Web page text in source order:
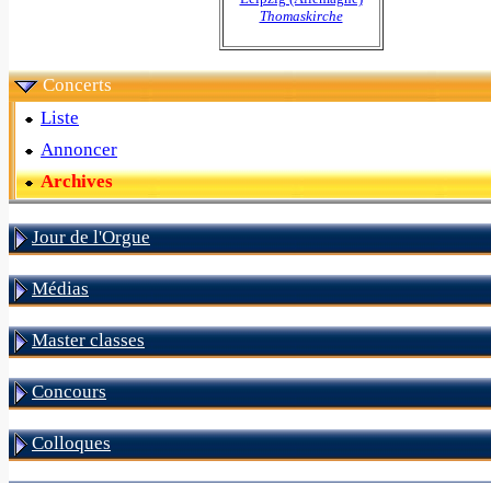
Thomaskirche
Concerts
Liste
Annoncer
Archives
Jour de l'Orgue
Médias
Master classes
Concours
Colloques